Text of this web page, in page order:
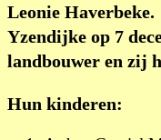
Leonie
Yzendijke op 7
landbouwer en zij
Hun kinderen: